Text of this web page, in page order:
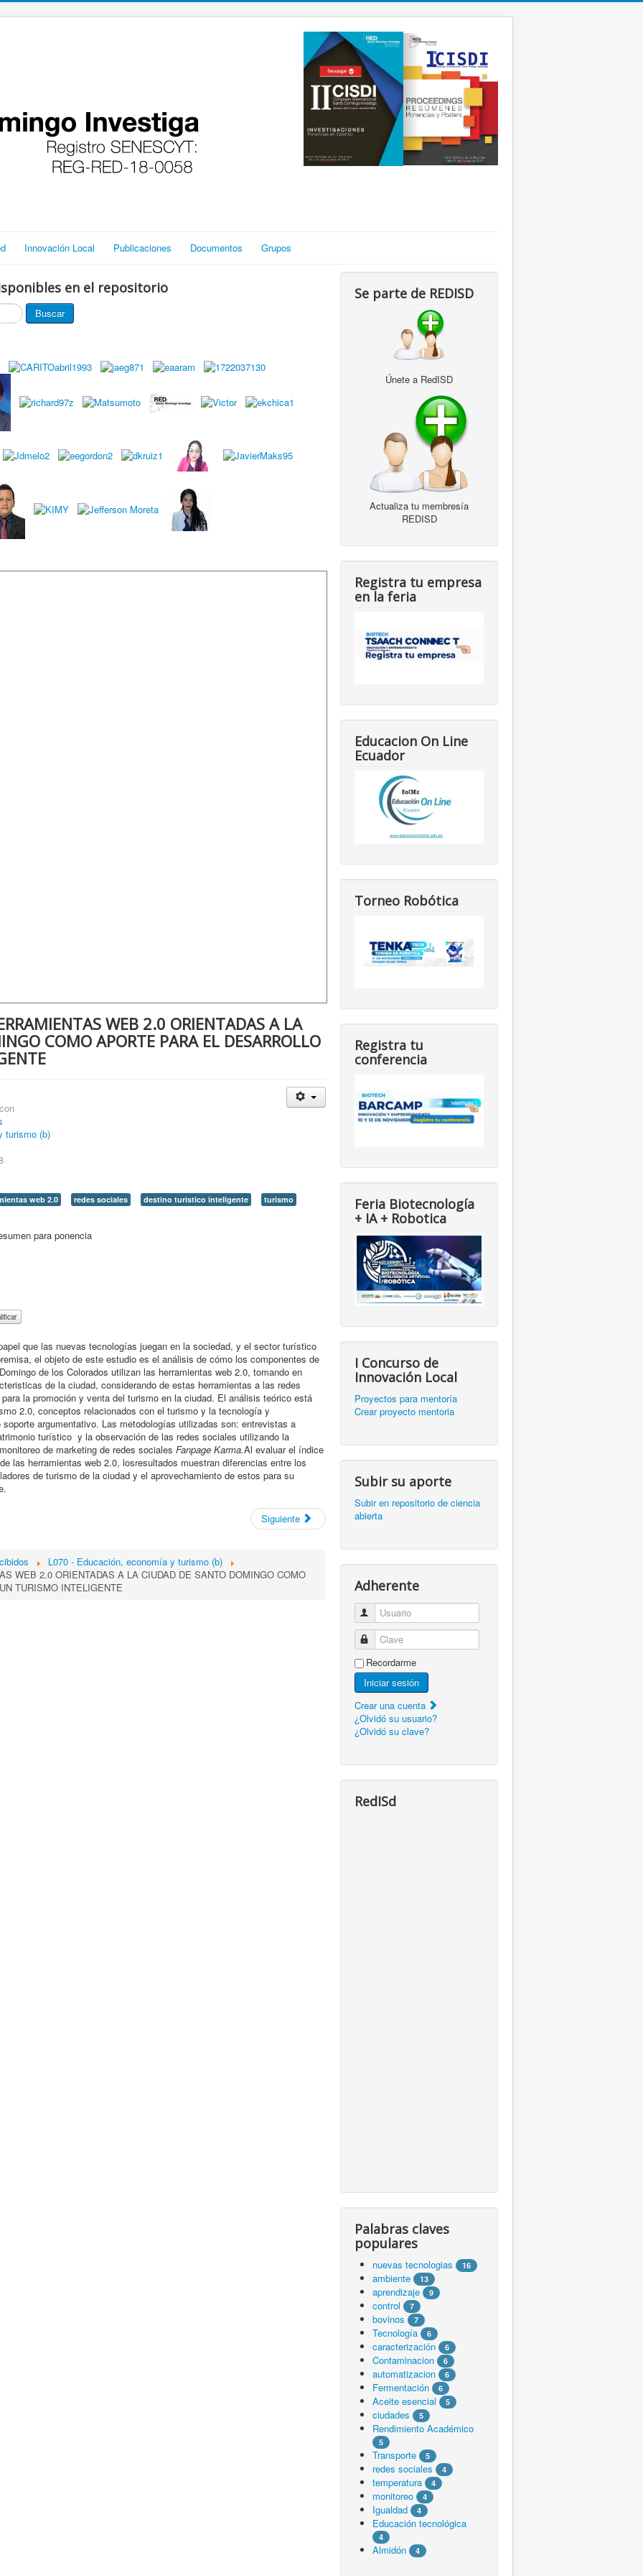
Innovación Local Publicaciones Documentos Grupos
en el repositorio
Buscar
WEB 2.0 ORIENTADAS A LA
COMO APORTE PARA EL DESARROLLO
turismo (b)
web 2.0 redes sociales destino turistico inteligente
turismo
para ponencia
que las nuevas tecnologías juegan en la sociedad, y el sector turístico
el objeto de este estudio es el análisis de cómo los componentes de
de los Colorados utilizan las herramientas web 2.0, tomando en
de la ciudad, considerando de estas herramientas a las redes
la promoción y venta del turismo en la ciudad. El análisis teórico está
2.0, conceptos relacionados con el turismo y la tecnología y
argumentativo. Las metodologías utilizadas son: entrevistas a
turístico y la observación de las redes sociales utilizando la
de marketing de redes sociales Fanpage Karma.Al evaluar el índice
las herramientas web 2.0, losresultados muestran diferencias entre los
de turismo de la ciudad y el aprovechamiento de estos para su
Siguiente
L070 - Educación, economía y turismo (b)
WEB 2.0 ORIENTADAS A LA CIUDAD DE SANTO DOMINGO COMO
TURISMO INTELIGENTE
Se parte de REDISD
Únete a RedISD
Actualiza tu membresía
REDISD
Registra tu empresa
en la feria
Educacion On Line
Ecuador
Torneo Robótica
Registra tu
conferencia
Feria Biotecnología
+ IA + Robotica
I Concurso de
Innovación Local
Proyectos para mentoría
Crear proyecto mentoria
Subir su aporte
Subir en repositorio de ciencia
abierta
Adherente
Usuario
Clave
Recordarme
Iniciar sesión
Crear una cuenta
¿Olvidó su usuario?
¿Olvidó su clave?
RedISd
Palabras claves
populares
nuevas tecnologias 16
ambiente 13
aprendizaje 9
control 7
bovinos 7
Tecnología 6
caracterización 6
Contaminacion 6
automatizacion 6
Fermentación 6
Aceite esencial 5
ciudades 5
Rendimiento Académico
5
Transporte 5
redes sociales 4
temperatura 4
monitoreo 4
Igualdad 4
Educación tecnológica
4
Almidón 4